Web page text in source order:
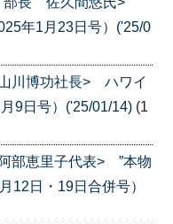
年1月23日号）('25/0
川博功社長> ハワイ
9日号）('25/01/14) (1
部恵里子代表> ”本物
12日・19日合併号）